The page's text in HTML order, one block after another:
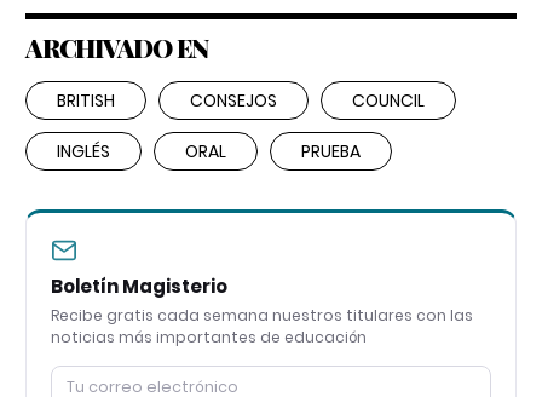
ARCHIVADO EN
BRITISH CONSEJOS COUNCIL
INGLÉS ORAL PRUEBA
Boletín Magisterio
Recibe gratis cada semana nuestros titulares con las
noticias más importantes de educación